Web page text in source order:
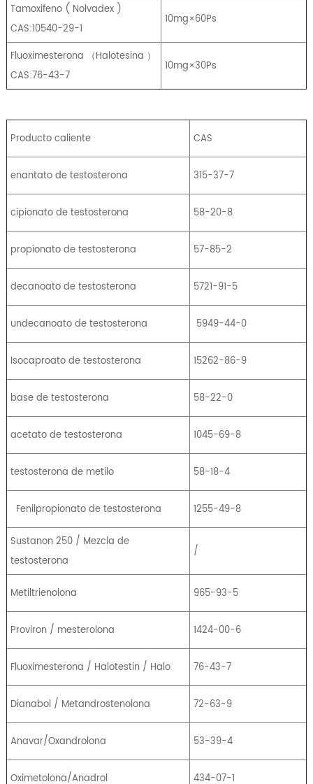
Tamoxifeno ( Nolvadex )
CAS:10540-29-1
10mg×60Ps
Fluoximesterona （Halotesina ）
CAS:76-43-7
10mg×30Ps
Producto caliente CAS
enantato de testosterona 315-37-7
cipionato de testosterona 58-20-8
propionato de testosterona 57-85-2
decanoato de testosterona 5721-91-5
undecanoato de testosterona 5949-44-0
Isocaproato de testosterona 15262-86-9
base de testosterona 58-22-0
acetato de testosterona 1045-69-8
testosterona de metilo 58-18-4
Fenilpropionato de testosterona 1255-49-8
Sustanon 250 / Mezcla de
testosterona
/
Metiltrienolona 965-93-5
Proviron / mesterolona 1424-00-6
Fluoximesterona / Halotestin / Halo 76-43-7
Dianabol / Metandrostenolona 72-63-9
Anavar/Oxandrolona 53-39-4
Oximetolona/Anadrol 434-07-1